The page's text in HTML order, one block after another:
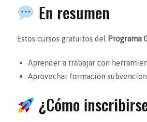
En resumen
Estos cursos gratuitos del Programa
Aprender a trabajar con
Aprovechar formación
¿Cómo